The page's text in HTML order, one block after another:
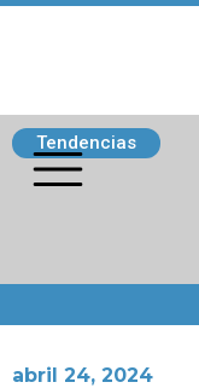
Tendencias
abril 24, 2024